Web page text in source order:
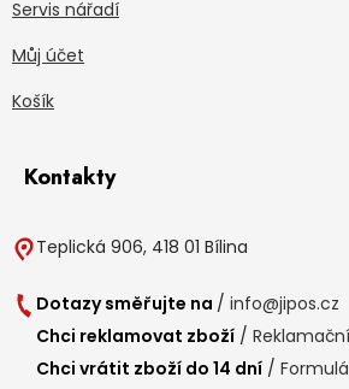
Servis nářadí
Můj účet
Košík
Kontakty
Teplická 906, 418 01 Bílina
Dotazy směřujte na / info@jipos.cz
Chci reklamovat zboží /
Chci vrátit zboží do 14 dní /